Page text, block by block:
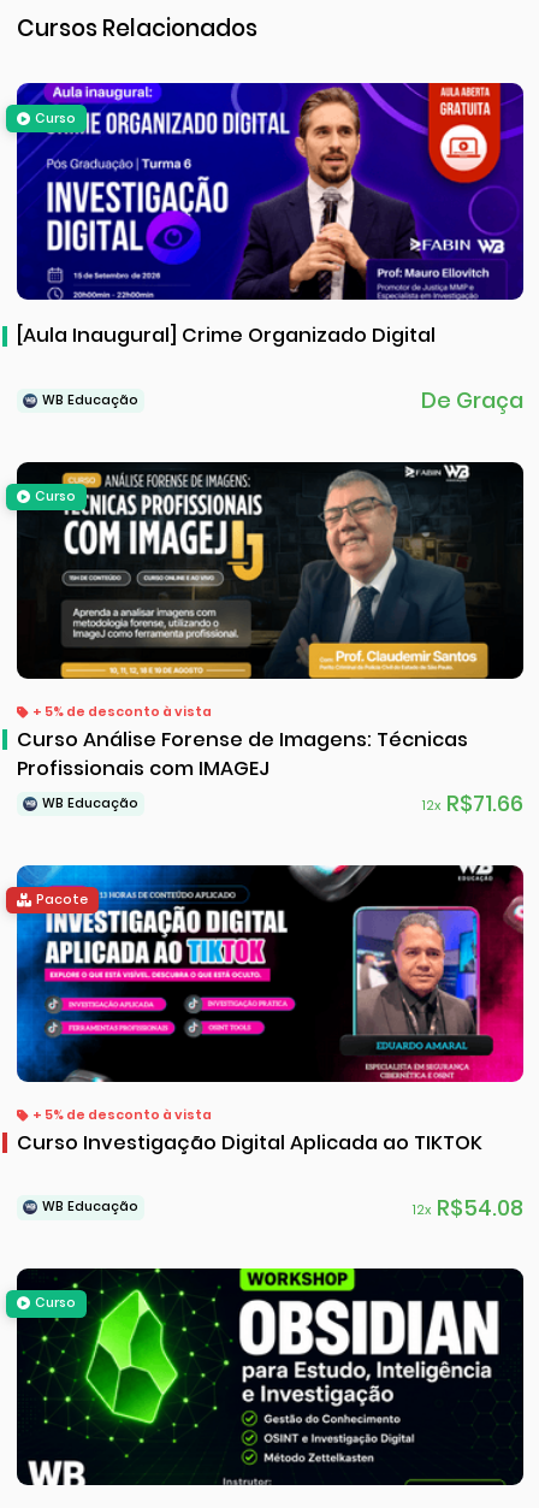
Cursos Relacionados
[Aula Inaugural] Crime Organizado Digital
WB Educação De Graça
Curso
+ 5% de desconto à vista
Curso Análise Forense de Imagens: Técnicas
Profissionais com IMAGEJ
WB Educação 12x R$71.66
Curso
+ 5% de desconto à vista
Curso Investigação Digital Aplicada ao TIKTOK
WB Educação 12x R$54.08
Pacote
Curso